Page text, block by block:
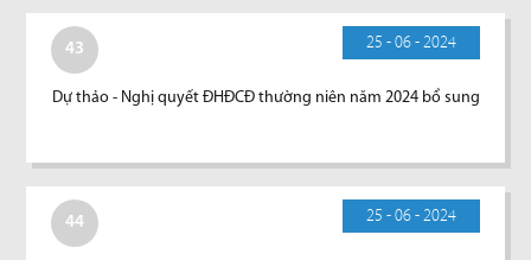
43 25 - 06 - 2024
Dự thảo - Nghị quyết ĐHĐCĐ thường niên năm 2024 bổ sung
44 25 - 06 - 2024